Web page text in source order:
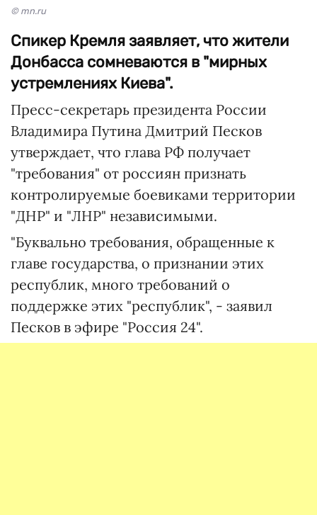
© mn.ru
Спикер Кремля заявляет, что жители
Донбасса сомневаются в "мирных
устремлениях Киева".
Пресс-секретарь президента России
Владимира Путина Дмитрий Песков
утверждает, что глава РФ получает
"требования" от россиян признать
контролируемые боевиками территории
"ДНР" и "ЛНР" независимыми.
"Буквально требования, обращенные к
главе государства, о признании этих
республик, много требований о
поддержке этих "республик", - заявил
Песков в эфире "Россия 24".